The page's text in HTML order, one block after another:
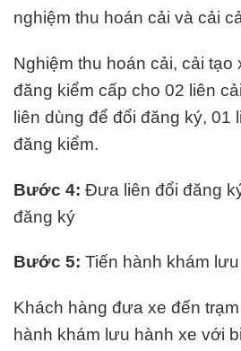
nghiệm thu hoán cải và cải
Nghiệm thu hoán cải, cải tạo
đăng kiểm cấp cho 02 liên
liên dùng để đổi đăng ký, 01
đăng kiểm.
Bước 4: Đưa liên đổi đăng
đăng ký
Bước 5: Tiến hành khám
Khách hàng đưa xe đến
hành khám lưu hành xe với